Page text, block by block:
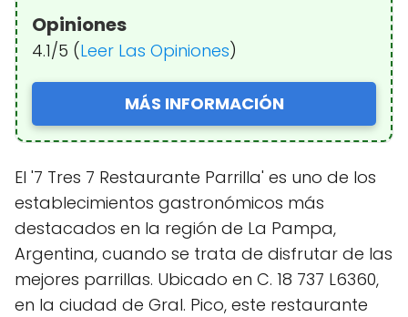
Opiniones
4.1/5 (Leer Las Opiniones)
MÁS INFORMACIÓN
El '7 Tres 7 Restaurante Parrilla' es uno de los
establecimientos gastronómicos más
destacados en la región de La Pampa,
Argentina, cuando se trata de disfrutar de las
mejores parrillas. Ubicado en C. 18 737 L6360,
en la ciudad de Gral. Pico, este restaurante